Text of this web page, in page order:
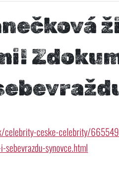
celebrity-ceske-celebrity/
synovce.html